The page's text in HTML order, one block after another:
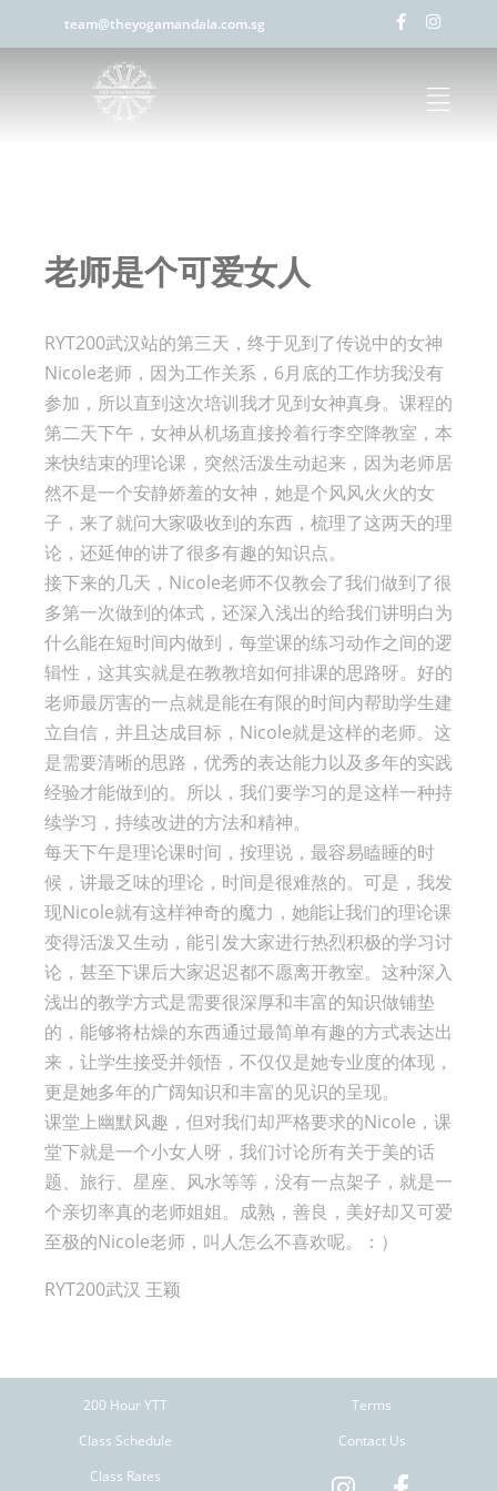
team@theyogamandala.com.sg
老师是个可爱女人
RYT200武汉站的第三天，终于见到了传说中的女神
Nicole老师，因为工作关系，6月底的工作坊我没有
参加，所以直到这次培训我才见到女神真身。课程的
第二天下午，女神从机场直接拎着行李空降教室，本
来快结束的理论课，突然活泼生动起来，因为老师居
然不是一个安静娇羞的女神，她是个风风火火的女
子，来了就问大家吸收到的东西，梳理了这两天的理
论，还延伸的讲了很多有趣的知识点。
接下来的几天，Nicole老师不仅教会了我们做到了很
多第一次做到的体式，还深入浅出的给我们讲明白为
什么能在短时间内做到，每堂课的练习动作之间的逻
辑性，这其实就是在教教培如何排课的思路呀。好的
老师最厉害的一点就是能在有限的时间内帮助学生建
立自信，并且达成目标，Nicole就是这样的老师。这
是需要清晰的思路，优秀的表达能力以及多年的实践
经验才能做到的。所以，我们要学习的是这样一种持
续学习，持续改进的方法和精神。
每天下午是理论课时间，按理说，最容易瞌睡的时
候，讲最乏味的理论，时间是很难熬的。可是，我发
现Nicole就有这样神奇的魔力，她能让我们的理论课
变得活泼又生动，能引发大家进行热烈积极的学习讨
论，甚至下课后大家迟迟都不愿离开教室。这种深入
浅出的教学方式是需要很深厚和丰富的知识做铺垫
的，能够将枯燥的东西通过最简单有趣的方式表达出
来，让学生接受并领悟，不仅仅是她专业度的体现，
更是她多年的广阔知识和丰富的见识的呈现。
课堂上幽默风趣，但对我们却严格要求的Nicole，课
堂下就是一个小女人呀，我们讨论所有关于美的话
题、旅行、星座、风水等等，没有一点架子，就是一
个亲切率真的老师姐姐。成熟，善良，美好却又可爱
至极的Nicole老师，叫人怎么不喜欢呢。：）
RYT200武汉 王颖
200 Hour YTT
Class Schedule
Class Rates
Terms
Contact Us